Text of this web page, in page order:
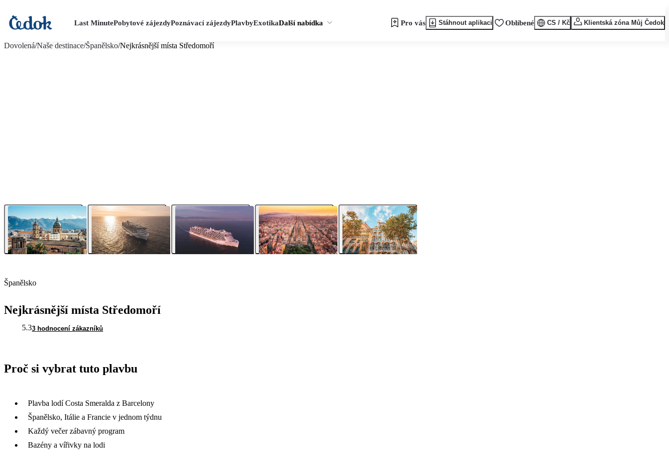
Last MinutePobytové zájezdyPoznávací zájezdyPlavbyExotikaDalší nabídka Pro vás Stáhnout aplikaci Oblíbené CS / Kč Klientská zóna Můj Čedok
Dovolená/Naše destinace/Španělsko/Nejkrásnější místa Středomoří
Španělsko
Nejkrásnější místa Středomoří
5.33 hodnocení zákazníků
Proč si vybrat tuto plavbu
Plavba lodí Costa Smeralda z Barcelony
Španělsko, Itálie a Francie v jednom týdnu
Každý večer zábavný program
Bazény a vířivky na lodi